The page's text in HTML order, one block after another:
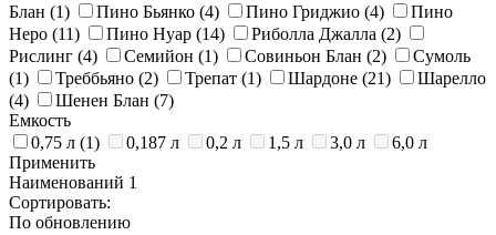
Блан (1) Пино Бьянко (4) Пино Гриджио (4)
Пино
Неро (11) Пино Нуар (14) Риболла Джалла (2)
Рислинг (4) Семийон (1) Совиньон Блан (2)
Сумоль
(1)
Треббьяно (2) Трепат (1) Шардоне (21)
Шарелло
(4)
Шенен Блан (7)
Емкость
0,75 л (1) 0,187 л 0,2 л 1,5 л 3,0 л
6,0 л
Применить
Наименований 1
Сортировать:
По обновлению